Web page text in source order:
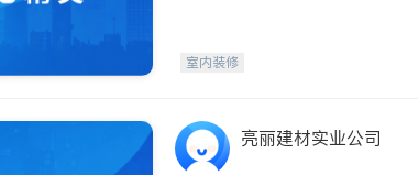
室内装修
亮丽建材实业公司